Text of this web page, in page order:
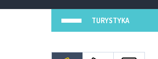
TURYSTYKA